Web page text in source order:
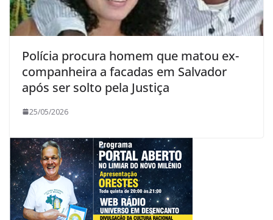
Polícia procura homem que matou ex-
companheira a facadas em Salvador
após ser solto pela Justiça
25/05/2026